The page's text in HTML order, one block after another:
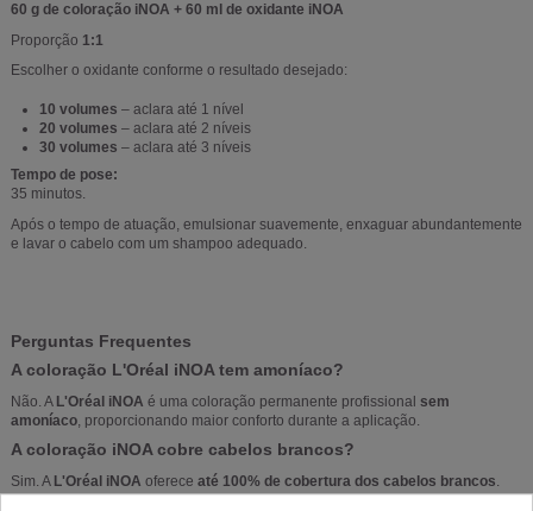
60 g de coloração iNOA + 60 ml de oxidante iNOA
Proporção 1:1
Escolher o oxidante conforme o resultado desejado:
10 volumes – aclara até 1 nível
20 volumes – aclara até 2 níveis
30 volumes – aclara até 3 níveis
Tempo de pose:
35 minutos.
Após o tempo de atuação, emulsionar suavemente, enxaguar abundantemente
e lavar o cabelo com um shampoo adequado.
Perguntas Frequentes
A coloração L'Oréal iNOA tem amoníaco?
Não. A L'Oréal iNOA é uma coloração permanente profissional sem
amoníaco , proporcionando maior conforto durante a aplicação.
A coloração iNOA cobre cabelos brancos?
Sim. A L'Oréal iNOA oferece até 100% de cobertura dos cabelos brancos.